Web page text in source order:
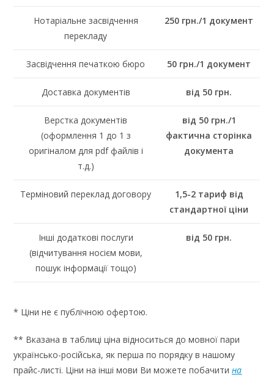
Нотаріальне засвідчення
перекладу
250 грн./1 документ
Засвідчення печаткою бюро 50 грн./1 документ
Доставка документів від 50 грн.
Верстка документів
(оформлення 1 до 1 з
оригіналом для pdf файлів і
т.д.)
від 50 грн./1
фактична сторінка
документа
Терміновий переклад договору
1,5-2 тариф від
стандартної ціни
Інші додаткові послуги
(відчитування носієм мови,
пошук інформації тощо)
від 50 грн.
* Ціни не є публічною офертою.
** Вказана в таблиці ціна відноситься до мовної пари
українсько-російська, як перша по порядку в нашому
прайс-листі. Ціни на інші мови Ви можете побачитина